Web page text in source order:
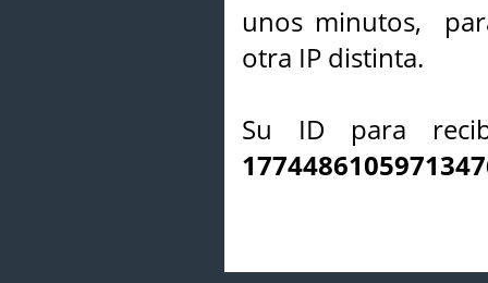
unos minutos,
otra IP distinta.
Su ID para